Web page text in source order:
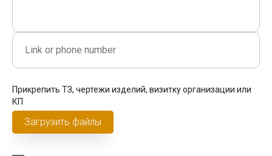
Прикрепить ТЗ, чертежи изделий, визитку организации или
КП
Загрузить файлы